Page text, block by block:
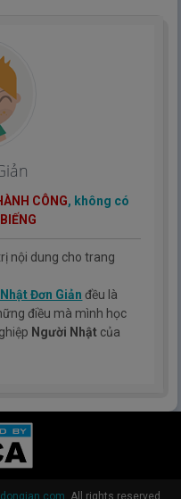
CÔNG, không có
nội dung cho trang
Đơn Giản đều là
điều mà mình học
Người Nhật của
có được sẽ giúp các
. All rights reserved